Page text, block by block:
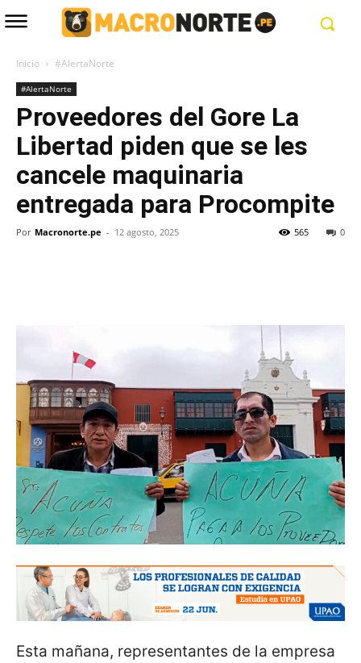
Inicio #AlertaNorte
#AlertaNorte
Proveedores del Gore La
Libertad piden que se les
cancele maquinaria
entregada para Procompite
Por Macronorte.pe - 12 agosto, 2025 0
565
Esta mañana, representantes de la empresa